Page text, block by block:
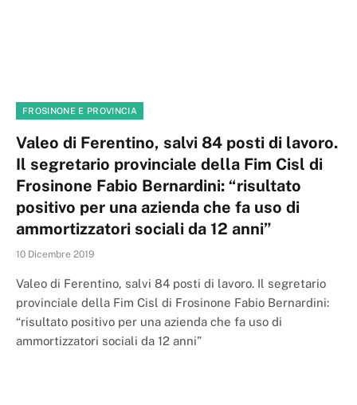
FROSINONE E PROVINCIA
Valeo di Ferentino, salvi 84 posti di lavoro.
Il segretario provinciale della Fim Cisl di
Frosinone Fabio Bernardini: “risultato
positivo per una azienda che fa uso di
ammortizzatori sociali da 12 anni”
10 Dicembre 2019
Valeo di Ferentino, salvi 84 posti di lavoro. Il segretario
provinciale della Fim Cisl di Frosinone Fabio Bernardini:
“risultato positivo per una azienda che fa uso di
ammortizzatori sociali da 12 anni”